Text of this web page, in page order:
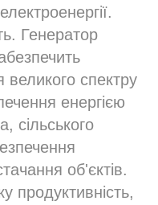
Генератор
великого спектру
енергією
сільського
об'єктів.
продуктивність,